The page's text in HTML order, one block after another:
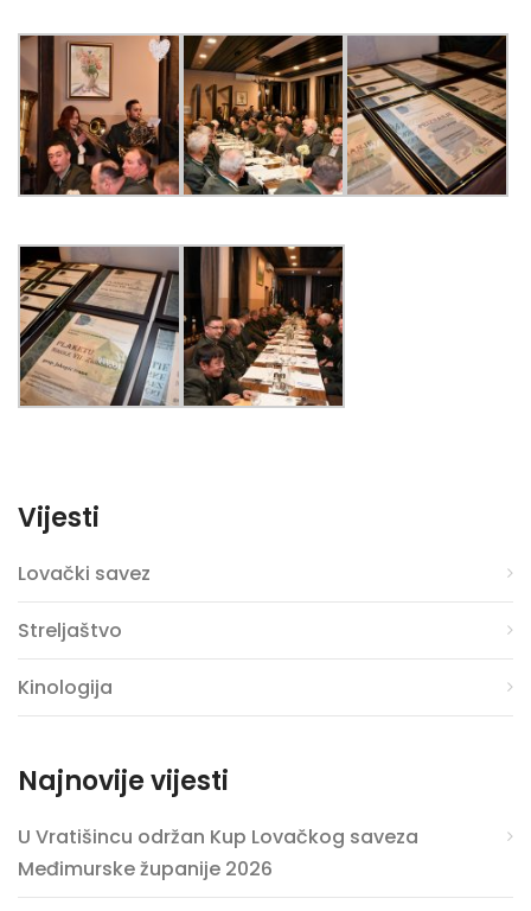
Vijesti
Lovački savez
Streljaštvo
Kinologija
Najnovije vijesti
U Vratišincu održan Kup Lovačkog saveza
Međimurske županije 2026